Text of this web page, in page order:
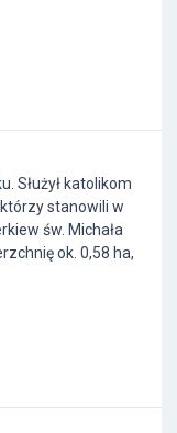
Służył katolikom
stanowili w
św. Michała
ok. 0,58 ha,